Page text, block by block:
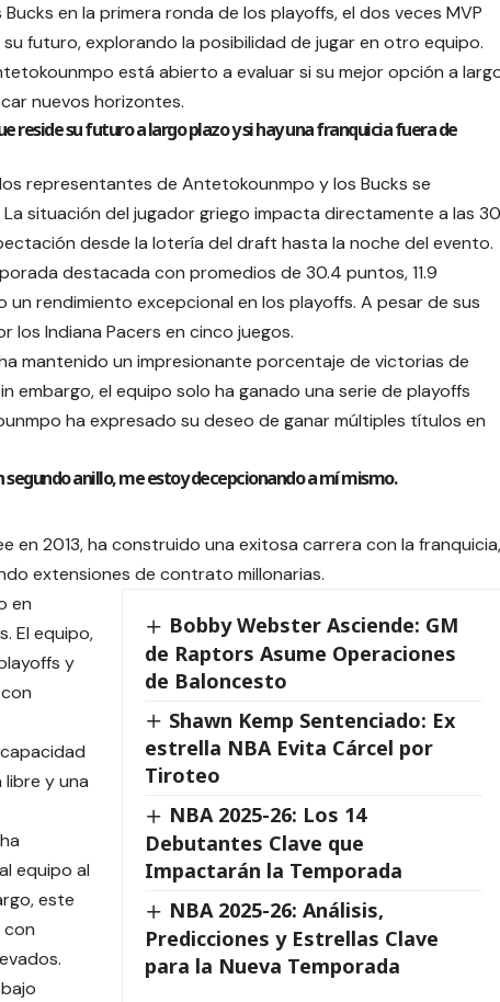
en la primera ronda de los playoffs, el dos veces MVP
futuro, explorando la posibilidad de jugar en otro equipo.
está abierto a evaluar si su mejor opción a
nuevos horizontes.
reside su futuro a largo plazo y si hay una franquicia fuera de
representantes de Antetokounmpo y los Bucks se
situación del jugador griego impacta directamente a las 30
desde la lotería del draft hasta la noche del evento.
destacada con promedios de 30.4 puntos, 11.9
rendimiento excepcional en los playoffs. A pesar de sus
los Indiana Pacers en cinco juegos.
mantenido un impresionante porcentaje de victorias de
embargo, el equipo solo ha ganado una serie de playoffs
ha expresado su deseo de ganar múltiples títulos en
segundo anillo, me estoy decepcionando a mí mismo.
en 2013, ha construido una exitosa carrera con la franquicia,
extensiones de contrato millonarias.
Bobby Webster Asciende: GM
de Raptors Asume Operaciones
de Baloncesto
Shawn Kemp Sentenciado: Ex
estrella NBA Evita Cárcel por
Tiroteo
NBA 2025-26: Los 14
Debutantes Clave que
Impactarán la Temporada
NBA 2025-26: Análisis,
Predicciones y Estrellas Clave
para la Nueva Temporada
en
El equipo,
y
y una
equipo al
este
con